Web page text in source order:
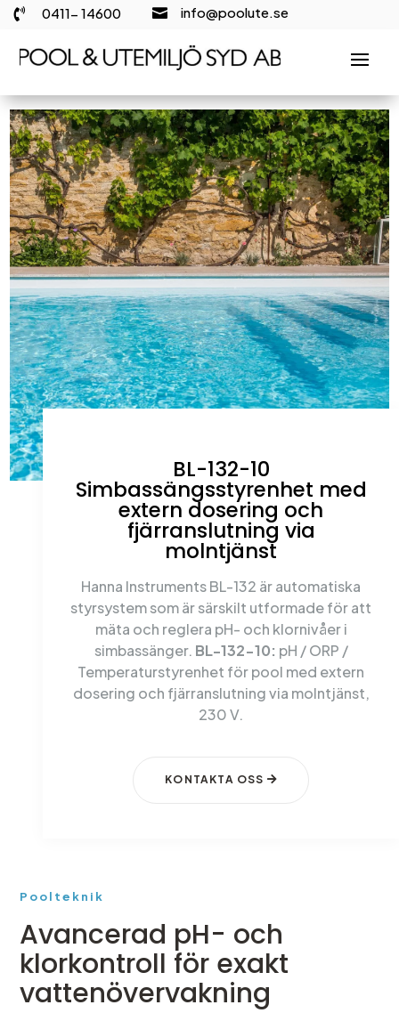
 0411- 14600  info@poolute.se
BL-132-10
Simbassängsstyrenhet med
extern dosering och
fjärranslutning via
molntjänst
Hanna Instruments BL-132 är automatiska
styrsystem som är särskilt utformade för att
mäta och reglera pH- och klornivåer i
simbassänger. BL-132-10: pH / ORP /
Temperaturstyrenhet för pool med extern
dosering och fjärranslutning via molntjänst,
230 V.
KONTAKTA OSS
Poolteknik
Avancerad pH- och
klorkontroll för exakt
vattenövervakning